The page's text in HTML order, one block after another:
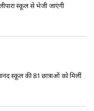
स्कूल से भेजी जाएंगी
स्कूल की 81 छात्राओं को मिलीं